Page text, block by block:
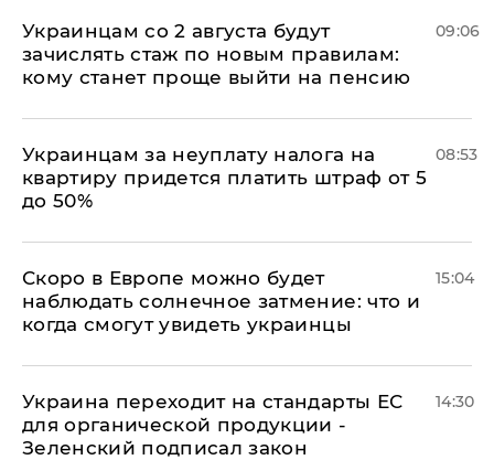
Украинцам со 2 августа будут
зачислять стаж по новым правилам:
кому станет проще выйти на пенсию
09:06
Украинцам за неуплату налога на
квартиру придется платить штраф от 5
до 50%
08:53
Скоро в Европе можно будет
наблюдать солнечное затмение: что и
когда смогут увидеть украинцы
15:04
Украина переходит на стандарты ЕС
для органической продукции -
Зеленский подписал закон
14:30